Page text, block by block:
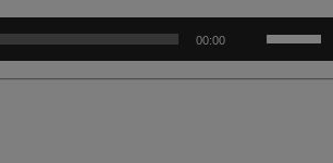
00:00
las
teclas
de